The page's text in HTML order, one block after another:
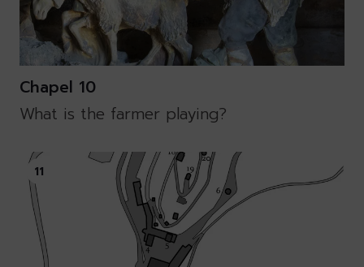
Chapel 10
What is the farmer playing?
11